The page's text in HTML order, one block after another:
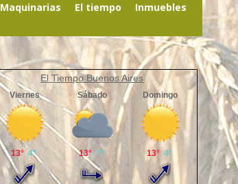
Maquinarias El tiempo
Inmuebles
El Tiempo Buenos Aires